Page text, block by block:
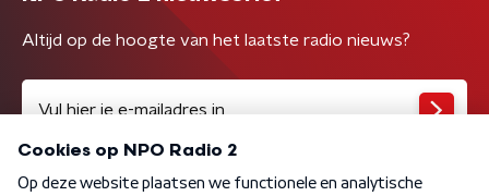
Altijd op de hoogte van het laatste radio nieuws?